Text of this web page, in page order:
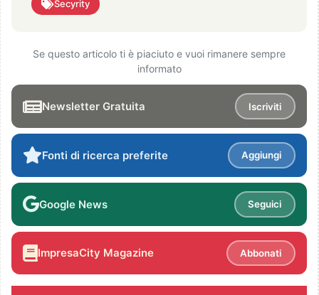
Secyrity
Se questo articolo ti è piaciuto e vuoi rimanere sempre
informato
Newsletter Gratuita Iscriviti
Fonti di ricerca preferite Aggiungi
Google News Seguici
ImpresaCity Magazine Abbonati